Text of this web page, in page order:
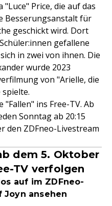
"Luce" Price, die auf das
Besserungsanstalt für
geschickt wird. Dort
gefallene
in zwei von ihnen. Die
wurde 2023
von "Arielle, die
"Fallen" ins Free-TV. Ab
Sonntag ab 20:15
den ZDFneo-Livestream
dem 5. Oktober
TV verfolgen
auf im ZDFneo-
Joyn ansehen